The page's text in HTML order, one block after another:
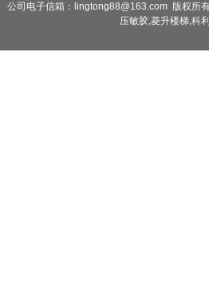
公司电子信箱：lingtong88@163.com 版权所
压敏胶,菱升楼梯,科